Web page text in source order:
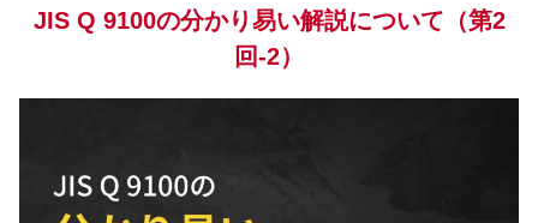
JIS Q 9100の分かり易い解説について（第2
回-2）